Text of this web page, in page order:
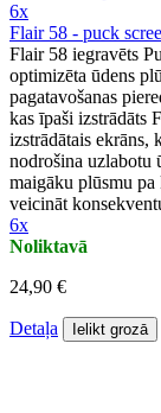
6x
Flair 58 - puck
Flair 58 iegravēts
optimizēta ūdens
pagatavošanas
kas īpaši izstrādāts
izstrādātais ekrāns,
nodrošina uzlabotu
maigāku plūsmu
veicināt
6x
Noliktavā
24,90 €
Detaļa Ielikt grozā